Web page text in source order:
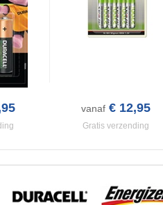
vanaf € 12,95
Gratis verzending